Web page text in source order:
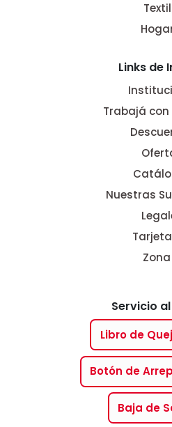
Textil
Links de
Trabajá
Nuestras
Zona
Servicio
Libro de
Botón de
Baja de